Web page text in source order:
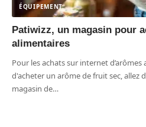
ÉQUIPEMENT
Patiwizz, un magasin pour
alimentaires
Pour les achats sur internet
d'acheter un arôme de fruit sec, allez
magasin de…